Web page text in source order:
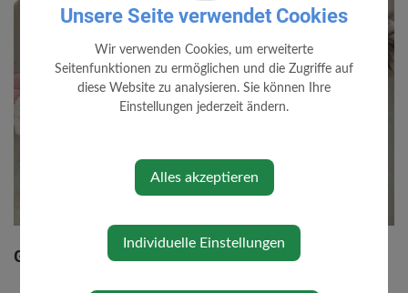
Geburten 2018
Unsere Seite verwendet Cookies
Wir verwenden Cookies, um erweiterte
Seitenfunktionen zu ermöglichen und die Zugriffe auf
diese Website zu analysieren. Sie können Ihre
Einstellungen jederzeit ändern.
Alles akzeptieren
Individuelle Einstellungen